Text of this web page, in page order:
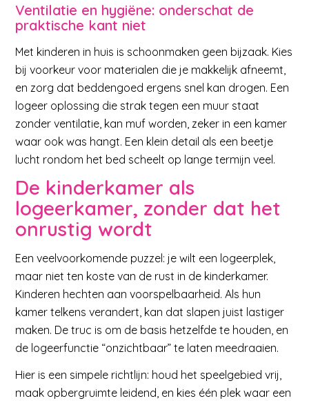
Ventilatie en hygiëne: onderschat de
praktische kant niet
Met kinderen in huis is schoonmaken geen bijzaak. Kies
bij voorkeur voor materialen die je makkelijk afneemt,
en zorg dat beddengoed ergens snel kan drogen. Een
logeer oplossing die strak tegen een muur staat
zonder ventilatie, kan muf worden, zeker in een kamer
waar ook was hangt. Een klein detail als een beetje
lucht rondom het bed scheelt op lange termijn veel.
De kinderkamer als
logeerkamer, zonder dat het
onrustig wordt
Een veelvoorkomende puzzel: je wilt een logeerplek,
maar niet ten koste van de rust in de kinderkamer.
Kinderen hechten aan voorspelbaarheid. Als hun
kamer telkens verandert, kan dat slapen juist lastiger
maken. De truc is om de basis hetzelfde te houden, en
de logeerfunctie “onzichtbaar” te laten meedraaien.
Hier is een simpele richtlijn: houd het speelgebied vrij,
maak opbergruimte leidend, en kies één plek waar een